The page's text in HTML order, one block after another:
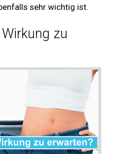
sehr wichtig ist.
zu